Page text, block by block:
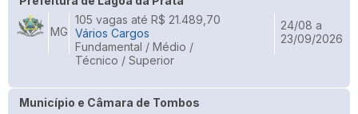
MG
105 vagas até R$ 21.489,70
Vários Cargos
Fundamental / Médio /
Técnico / Superior
24/08 a
23/09/2026
Município e Câmara de Tombos